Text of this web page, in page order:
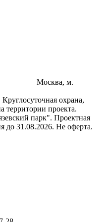
Москва, м.
охрана,
территории проекта.
парк". Проектная
31.08.2026. Не оферта.